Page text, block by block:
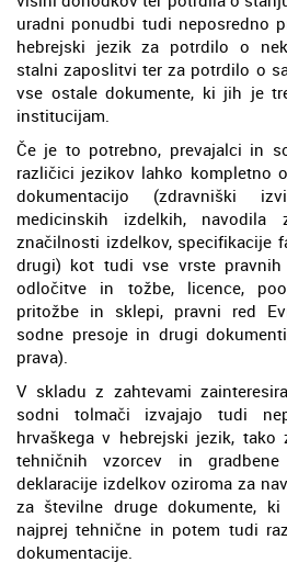
uradni ponudbi tudi neposredno
hebrejski jezik za potrdilo o
stalni zaposlitvi ter za potrdilo o
vse ostale dokumente, ki jih je
institucijam.
Če je to potrebno, prevajalci in
različici jezikov lahko kompletno
dokumentacijo (zdravniški
medicinskih izdelkih,
značilnosti izdelkov, specifikacije
drugi) kot tudi vse vrste pravnih
odločitve in tožbe, licence,
pritožbe in sklepi, pravni red
sodne presoje in drugi
prava).
V skladu z zahtevami
sodni tolmači izvajajo tudi
hrvaškega v hebrejski jezik, tako
tehničnih vzorcev in
deklaracije izdelkov oziroma za
za številne druge dokumente,
najprej tehnične in potem tudi
dokumentacije.